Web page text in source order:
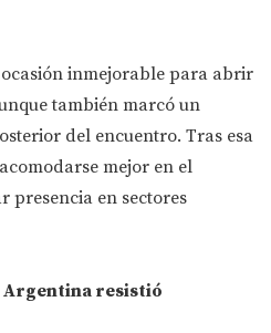
inmejorable para abrir
también marcó un
del encuentro. Tras esa
mejor en el
presencia en sectores
resistió